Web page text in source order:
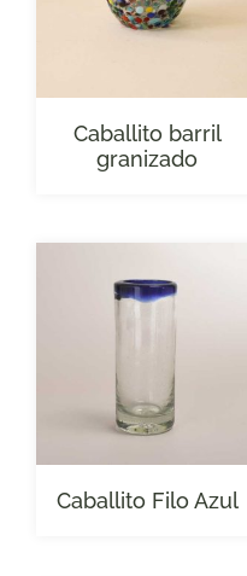
Caballito barril
granizado
Caballito Filo Azul